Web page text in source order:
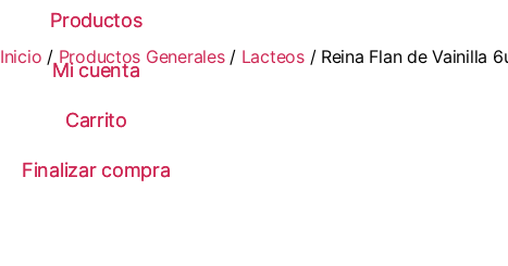
Productos
Mi cuenta
Carrito
Finalizar compra
Productos
Mi cuenta
Carrito
Finalizar compra
Inicio / Productos Generales/ Lacteos/ Reina Flan de Vainilla